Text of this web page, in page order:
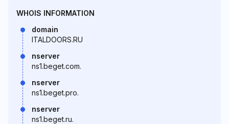
WHOIS INFORMATION
domain
ITALDOORS.RU
nserver
ns1.beget.com.
nserver
ns1.beget.pro.
nserver
ns1.beget.ru.